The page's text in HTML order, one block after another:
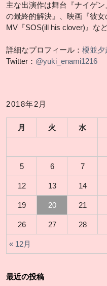
主な出演作は舞台『ナイゲ
の最終的解決』、映画『彼女
MV『SOS(ill his clover)』など
詳細なプロフィール： 榎並夕
Twitter： @yuki_enami1216
2018年2月
月 火 水
« 12月
5 6 7
12 13 14
19 20 21
26 27 28
最近の投稿